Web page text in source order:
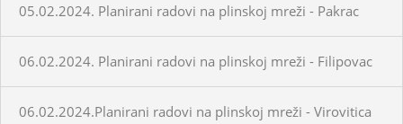
05.02.2024. Planirani radovi na plinskoj mreži - Pakrac
06.02.2024. Planirani radovi na plinskoj mreži - Filipovac
06.02.2024.Planirani radovi na plinskoj mreži - Virovitica